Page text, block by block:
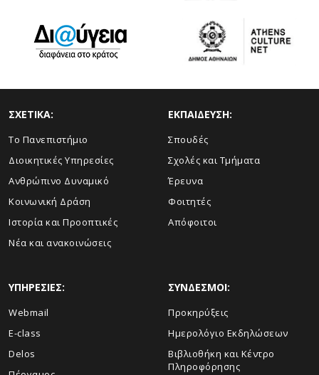
ΣΧΕΤΙΚΑ:
Το Πανεπιστήμιο
Διοικητικές Υπηρεσίες
Ανθρώπινο Δυναμικό
Κοινωνική Δράση
Ιστορία και Προοπτικές
Νέα και ανακοινώσεις
ΕΚΠΑΙΔΕΥΣΗ:
Σπουδές
Σχολές και Τμήματα
Έρευνα
Φοιτητές
Απόφοιτοι
ΥΠΗΡΕΣΙΕΣ:
Webmail
E-class
Delos
ΣΥΝΔΕΣΜΟΙ:
Προκηρύξεις
Ημερολόγιο Εκδηλώσεων
Βιβλιοθήκη και Κέντρο
Πληροφόρησης